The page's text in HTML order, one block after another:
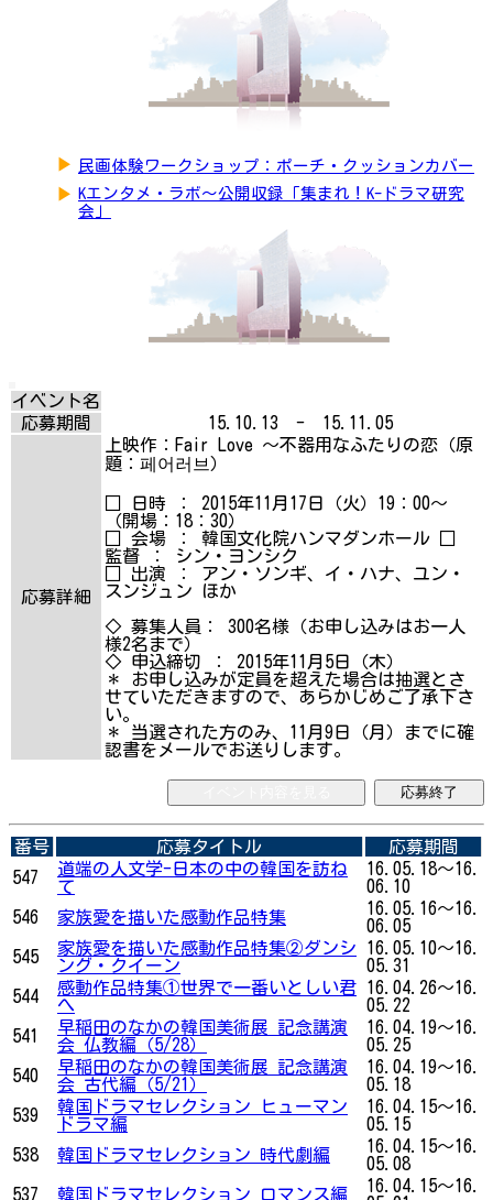
▶ 民画体験ワークショップ：ポーチ・クッションカバー
▶ Kエンタメ・ラボ～公開収録「集まれ！K-ドラマ研究
会」
イベント名
応募期間
15.10.13 - 15.11.05
応募詳細
上映作：Fair Love ～不器用なふたりの恋（原
題：페어러브）
□ 日時 ： 2015年11月17日（火）19：00～
（開場：18：30）
□ 会場 ： 韓国文化院ハンマダンホール □
監督 ： シン・ヨンシク
□ 出演 ： アン・ソンギ、イ・ハナ、ユン・
スンジュン ほか
◇ 募集人員： 300名様（お申し込みはお一人
様2名まで）
◇ 申込締切 ： 2015年11月5日（木）
＊ お申し込みが定員を超えた場合は抽選とさ
せていただきますので、あらかじめご了承下さ
い。
＊ 当選された方のみ、11月9日（月）までに確
認書をメールでお送りします。
応募終了
番号 応募タイトル
応募期間
547
道端の人文学-日本の中の韓国を訪ね
て
16.05.18～16.
06.10
546
家族愛を描いた感動作品特集
16.05.16～16.
06.05
545
家族愛を描いた感動作品特集②ダンシ
ング・クイーン
16.05.10～16.
05.31
544
感動作品特集①世界で一番いとしい君
へ
16.04.26～16.
05.22
541
早稲田のなかの韓国美術展 記念講演
会 仏教編（5/28）
16.04.19～16.
05.25
540
早稲田のなかの韓国美術展 記念講演
会 古代編（5/21）
16.04.19～16.
05.18
539
韓国ドラマセレクション ヒューマン
ドラマ編
16.04.15～16.
05.15
538
韓国ドラマセレクション 時代劇編
16.04.15～16.
05.08
537
韓国ドラマセレクション ロマンス編
16.04.15～16.